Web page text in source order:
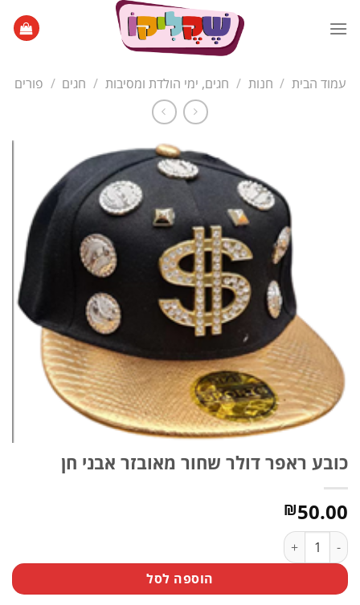
עמוד הבית / חנות / חגים, ימי הולדת ומסיבות / חגים / פורים
כובע ראפר דולר שחור מאובזר אבני חן
₪50.00
כמות של כובע ראפר דולר שחור מאובזר אבני חן
הוספה לסל